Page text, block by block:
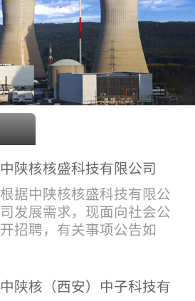
中陕核核盛科技有限公司
2025年度招聘公告
根据中陕核核盛科技有限公
司发展需求，现面向社会公
开招聘，有关事项公告如
会招聘：面向社会招聘，同
中陕核（西安）中子科技有